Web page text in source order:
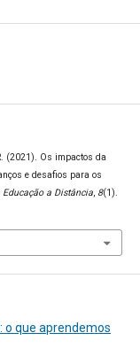
(2021). Os impactos da
e desafios para os
Educação a Distância, 8(1).
o que aprendemos